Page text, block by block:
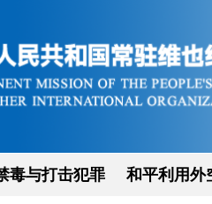
毒与打击犯罪 和平利用外